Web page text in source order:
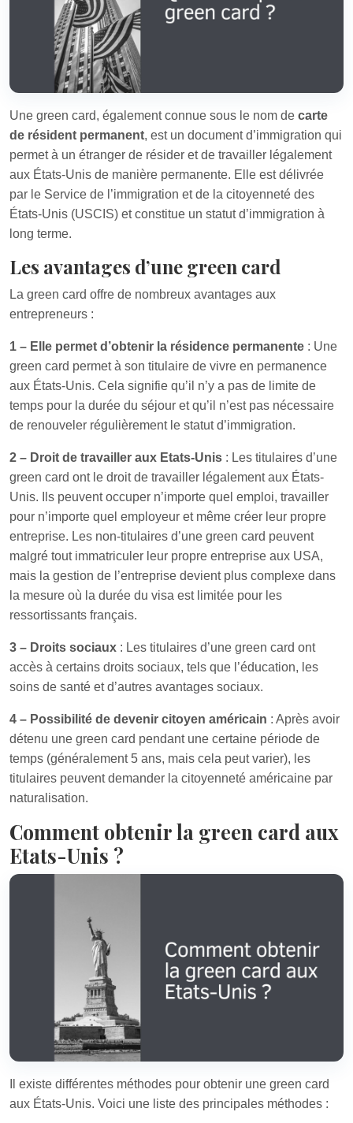
Une green card, également connue sous le nom de carte
de résident permanent, est un document d’immigration qui
permet à un étranger de résider et de travailler légalement
aux États-Unis de manière permanente. Elle est délivrée
par le Service de l’immigration et de la citoyenneté des
États-Unis (USCIS) et constitue un statut d’immigration à
long terme.
Les avantages d’une green card
La green card offre de nombreux avantages aux
entrepreneurs :
1 – Elle permet d’obtenir la résidence permanente : Une
green card permet à son titulaire de vivre en permanence
aux États-Unis. Cela signifie qu’il n’y a pas de limite de
temps pour la durée du séjour et qu’il n’est pas nécessaire
de renouveler régulièrement le statut d’immigration.
2 – Droit de travailler aux Etats-Unis : Les titulaires d’une
green card ont le droit de travailler légalement aux États-
Unis. Ils peuvent occuper n’importe quel emploi, travailler
pour n’importe quel employeur et même créer leur propre
entreprise. Les non-titulaires d’une green card peuvent
malgré tout immatriculer leur propre entreprise aux USA,
mais la gestion de l’entreprise devient plus complexe dans
la mesure où la durée du visa est limitée pour les
ressortissants français.
3 – Droits sociaux : Les titulaires d’une green card ont
accès à certains droits sociaux, tels que l’éducation, les
soins de santé et d’autres avantages sociaux.
4 – Possibilité de devenir citoyen américain : Après avoir
détenu une green card pendant une certaine période de
temps (généralement 5 ans, mais cela peut varier), les
titulaires peuvent demander la citoyenneté américaine par
naturalisation.
Comment obtenir la green card aux
Etats-Unis ?
Il existe différentes méthodes pour obtenir une green card
aux États-Unis. Voici une liste des principales méthodes :